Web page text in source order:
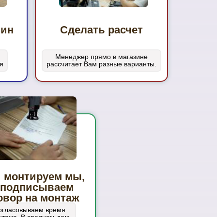
Сделать расчет
Менеджер прямо в магазине
рассчитает Вам разные варианты.
монтируем мы,
на монтаж
время